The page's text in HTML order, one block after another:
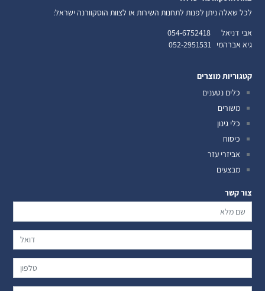
לכל שאלה ניתן לפנות לתחנות השירות או לצוות הוסקוורנה ישראל:
אבי דניאל 054-6752418
גיא אברהמי 052-2951531
קטגוריות מוצרים
כלים נטענים
משורים
כלי גינון
כיסוח
אביזרי עזר
מבצעים
צור קשר